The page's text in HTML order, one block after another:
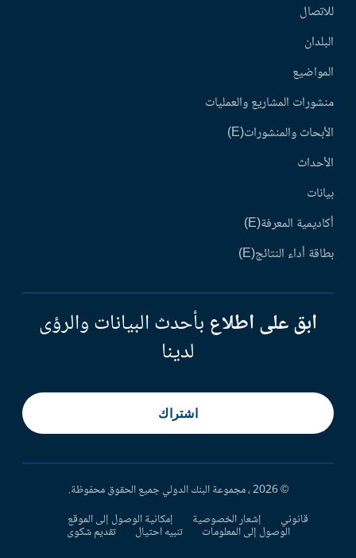
للاتصال
البلدان
المواضيع
منشورات المشاريع والعمليات
الأبحاث والمنشورات(E)
الأحداث
بيانات
أكاديمية المعرفة(E)
بطاقة أداء النتائج(E)
ابق على اطلاع بأحدث البيانات والرؤى
لدينا
اشتراك
© 2026 ، مجموعة البنك الدولي جميع الحقوق محفوظة.
قانوني
إشعار الخصوصية إمكانية الوصول إلى الموقع
الوصول إلى المعلومات تنبيه احتيال تقديم شكوى